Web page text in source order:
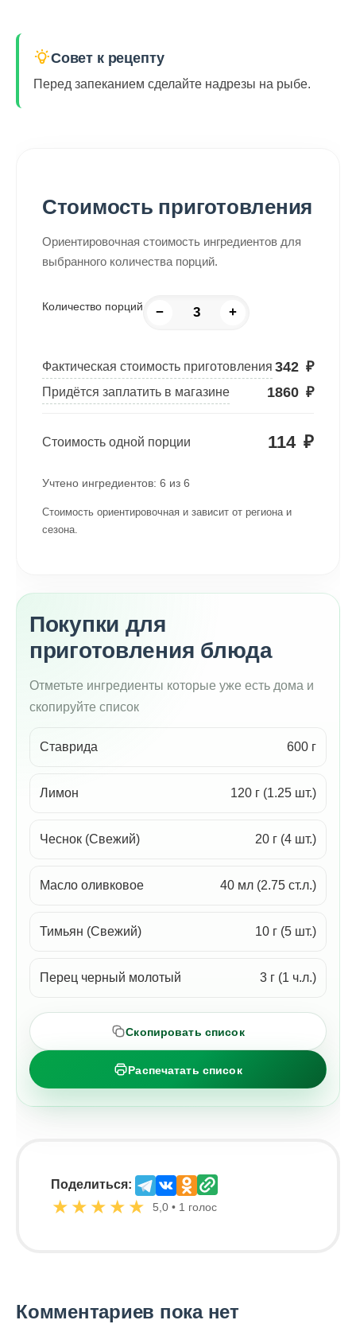
Совет к рецепту
Перед запеканием сделайте надрезы на рыбе.
Стоимость приготовления
Ориентировочная стоимость ингредиентов для
выбранного количества порций.
Количество порций − +
Фактическая стоимость приготовления 342 ₽
Придётся заплатить в магазине 1860 ₽
Стоимость одной порции 114 ₽
Учтено ингредиентов: 6 из 6
Стоимость ориентировочная и зависит от региона и
сезона.
Покупки для
приготовления блюда
Отметьте ингредиенты которые уже есть дома и
скопируйте список
Ставрида 600 г
Лимон 120 г (1.25 шт.)
Чеснок (Свежий) 20 г (4 шт.)
Масло оливковое 40 мл (2.75 ст.л.)
Тимьян (Свежий) 10 г (5 шт.)
Перец черный молотый 3 г (1 ч.л.)
Скопировать список
Распечатать список
Поделиться:
★ ★ ★ ★ ★ 5,0 • 1 голос
Комментариев пока нет